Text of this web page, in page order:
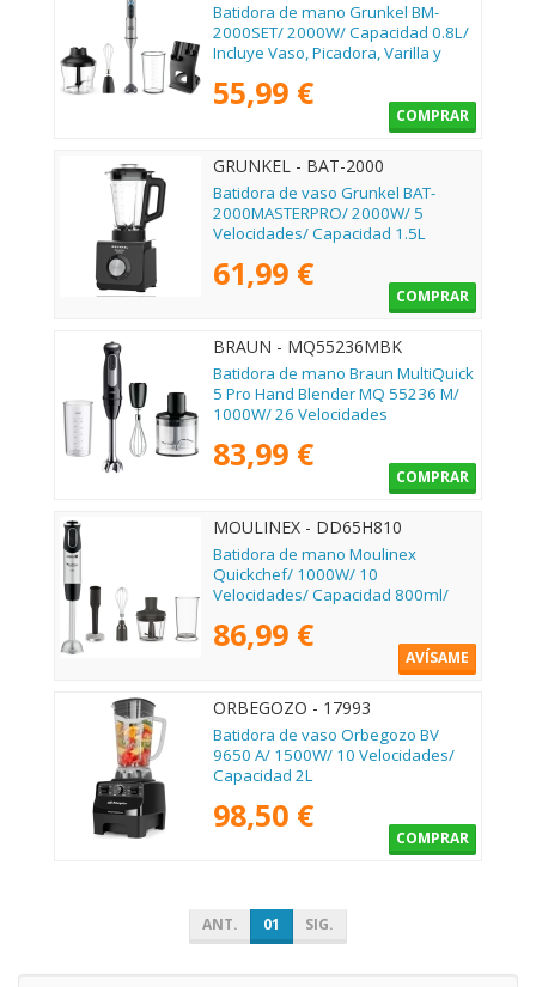
Batidora de mano Grunkel BM-
2000SET/ 2000W/ Capacidad 0.8L/
Incluye Vaso, Picadora, Varilla y
55,99 €
COMPRAR
GRUNKEL - BAT-2000
MASTERPRO
Batidora de vaso Grunkel BAT-
2000MASTERPRO/ 2000W/ 5
Velocidades/ Capacidad 1.5L
61,99 €
COMPRAR
BRAUN - MQ55236MBK
Batidora de mano Braun MultiQuick
5 Pro Hand Blender MQ 55236 M/
1000W/ 26 Velocidades
83,99 €
COMPRAR
MOULINEX - DD65H810
Batidora de mano Moulinex
Quickchef/ 1000W/ 10
Velocidades/ Capacidad 800ml/
y Vaso Medidor
86,99 €
AVÍSAME
ORBEGOZO - 17993
Batidora de vaso Orbegozo BV
9650 A/ 1500W/ 10 Velocidades/
Capacidad 2L
98,50 €
COMPRAR
ANT. 01 SIG.